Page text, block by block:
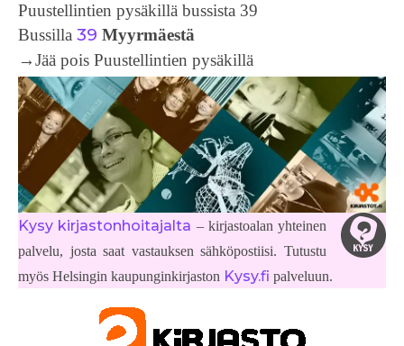
Puustellintien pysäkillä bussista 39
Bussilla 39 Myyrmäestä
→Jää pois Puustellintien pysäkillä
Kysy kirjastonhoitajalta – kirjastoalan yhteinen
palvelu, josta saat vastauksen sähköpostiisi. Tutustu
myös Helsingin kaupunginkirjaston Kysy.fi palveluun.